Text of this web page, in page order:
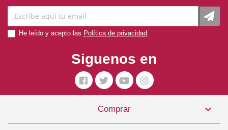
Pienso Perro Wet Salmon & Herring Tarrina 390gr TOW9714
He leído y acepto las Política de privacidad
Siguenos en
Comprar 